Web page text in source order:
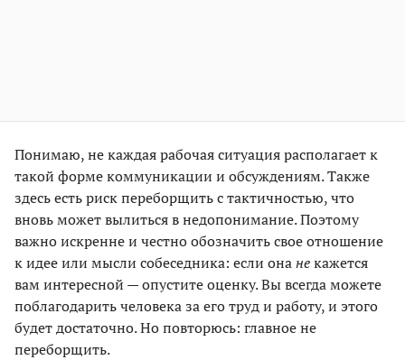
Понимаю, не каждая рабочая ситуация располагает к
такой форме коммуникации и обсуждениям. Также
здесь есть риск переборщить с тактичностью, что
вновь может вылиться в недопонимание. Поэтому
важно искренне и честно обозначить свое отношение
к идее или мысли собеседника: если онанекажется
вам интересной — опустите оценку. Вы всегда можете
поблагодарить человека за его труд и работу, и этого
будет достаточно. Но повторюсь: главное не
переборщить.